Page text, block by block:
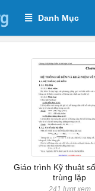
Danh Mục
Giáo trình Kỹ thuật
trùng lặp
241 lượt xem